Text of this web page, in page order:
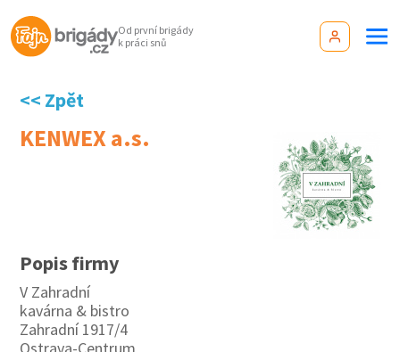
Od první brigády
k práci snů
<< Zpět
KENWEX a.s.
Popis firmy
V Zahradní
kavárna & bistro
Zahradní 1917/4